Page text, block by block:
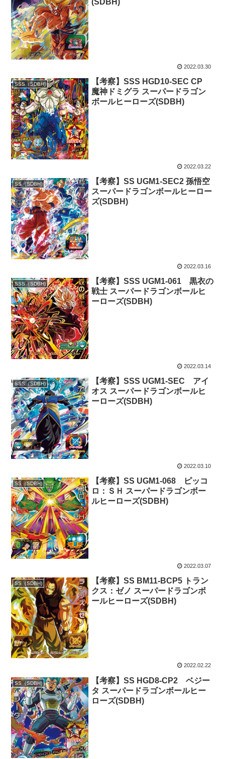
(SDBH)
2022.03.30
SSS（SDBH)
【考察】SSS HGD10-SEC CP
魔神ドミグラ スーパードラゴン
ボールヒーローズ(SDBH)
2022.03.22
SS（SDBH)
【考察】SS UGM1-SEC2 孫悟空
スーパードラゴンボールヒーロー
ズ(SDBH)
2022.03.16
SSS（SDBH)
【考察】SSS UGM1-061 黒衣の
戦士 スーパードラゴンボールヒ
ーローズ(SDBH)
2022.03.14
SSS（SDBH)
【考察】SSS UGM1-SEC アイ
オス スーパードラゴンボールヒ
ーローズ(SDBH)
2022.03.10
SS（SDBH)
【考察】SS UGM1-068 ピッコ
ロ：ＳＨ スーパードラゴンボー
ルヒーローズ(SDBH)
2022.03.07
SS（SDBH)
【考察】SS BM11-BCP5 トラン
クス：ゼノ スーパードラゴンボ
ールヒーローズ(SDBH)
2022.02.22
SS（SDBH)
【考察】SS HGD8-CP2 ベジー
タ スーパードラゴンボールヒー
ローズ(SDBH)